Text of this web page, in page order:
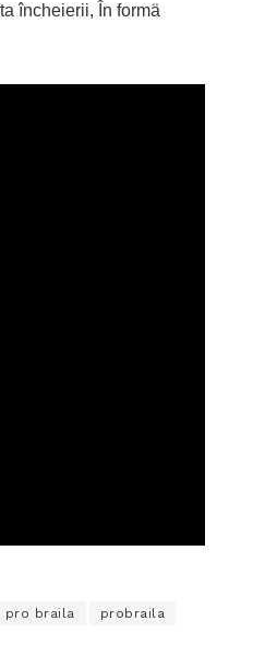
încheierii, În formä
pro braila probraila